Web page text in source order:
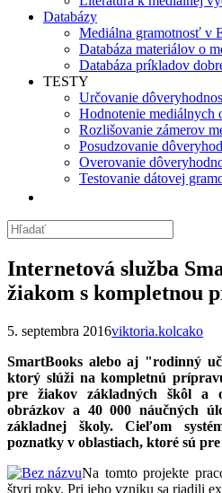
Databázy
Mediálna gramotnosť v
Databáza materiálov o
Databáza príkladov
TESTY
Určovanie
Hodnotenie mediálnych
Rozlišovanie zámerov
Posudzovanie
Overovanie
Testovanie dátovej
Internetová služba
žiakom s kompletnou
5. septembra 2016viktoria.kolcako
SmartBooks alebo aj "rodinný
ktorý slúži na kompletnú
pre žiakov základných škôl a
obrázkov a 40 000 náučných
základnej školy. Cieľom
poznatky v oblastiach, ktoré sú
Na tomto projekte
štyri roky. Pri jeho vzniku sa riadili